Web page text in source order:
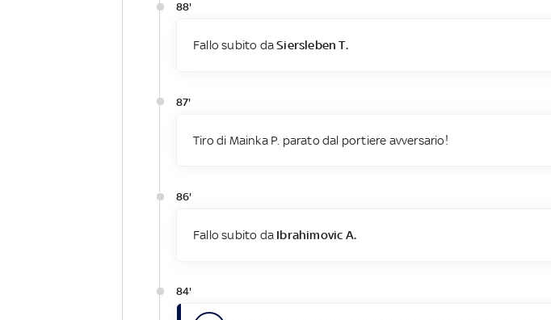
88'
Fallo subito daSiersleben T.
87'
Tiro di Mainka P. parato dal portiere avversario!
86'
Fallo subito da Ibrahimovic A.
84'